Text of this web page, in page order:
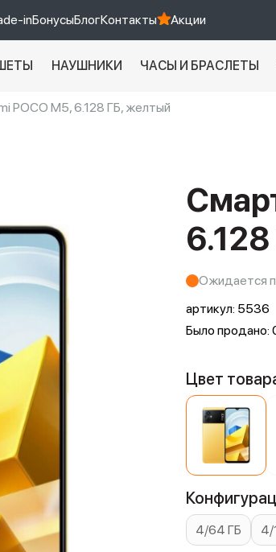
inБонусыБлогКонтакты Акции
НАУШНИКИ ЧАСЫ И БРАСЛЕТЫ
POCO M5, 6.128 ГБ, желтый
Ожидается
артикул: 5536
Было продано:
Цвет
4/64 ГБ 4/